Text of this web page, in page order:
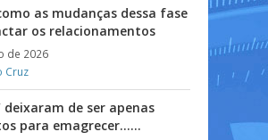
as mudanças dessa fase
os relacionamentos
de 2026
Cruz
deixaram de ser apenas
para emagrecer……